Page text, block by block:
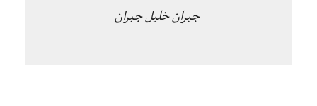
جبران خليل جبران